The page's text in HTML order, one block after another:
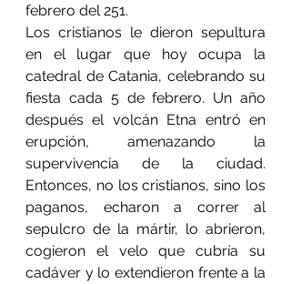
febrero del 251.
Los cristianos le dieron sepultura
en el lugar que hoy ocupa la
catedral de Catania, celebrando su
fiesta cada 5 de febrero. Un año
después el volcán Etna entró en
erupción, amenazando la
supervivencia de la ciudad.
Entonces, no los cristianos, sino los
paganos, echaron a correr al
sepulcro de la mártir, lo abrieron,
cogieron el velo que cubría su
cadáver y lo extendieron frente a la